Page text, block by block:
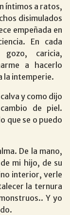
íntimos a ratos,
disimulados
empeñada en
En cada
caricia,
a hacerlo
la intemperie.
y como dijo
de piel.
que se o puedo
De la mano,
mi hijo, de su
interior, verle
la ternura
Y yo